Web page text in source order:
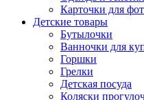
Карточки для
Детские товары
Бутылочки
Ванночки для
Горшки
Грелки
Детская посуда
Коляски